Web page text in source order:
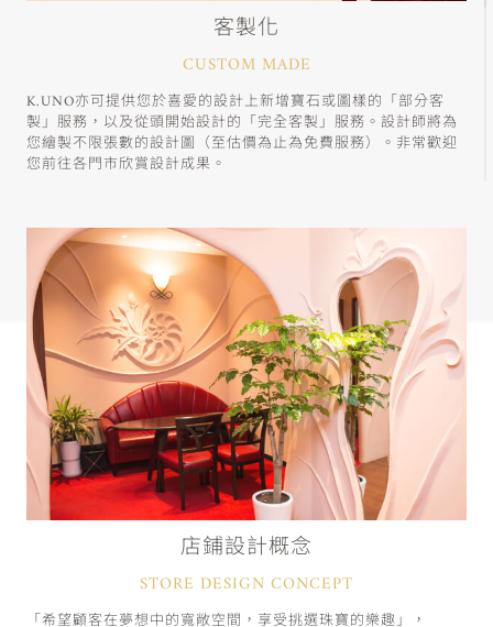
客製化
CUSTOM MADE
K.UNO亦可提供您於喜愛的設計上新增寶石或圖樣的「部分客
製」服務，以及從頭開始設計的「完全客製」服務。設計師將為
您繪製不限張數的設計圖（至估價為止為免費服務）。非常歡迎
您前往各門市欣賞設計成果。
店鋪設計概念
STORE DESIGN CONCEPT
「希望顧客在夢想中的寬敞空間，享受挑選珠寶的樂趣」，